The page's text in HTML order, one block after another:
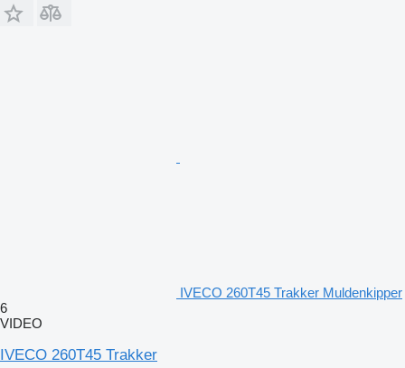
IVECO 260T45 Trakker Muldenkipper
6
VIDEO
IVECO 260T45 Trakker